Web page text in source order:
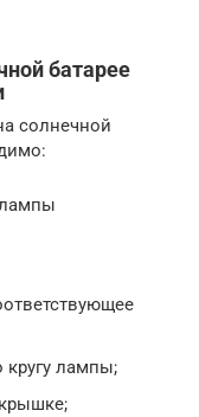
батарее
солнечной
кругу лампы;